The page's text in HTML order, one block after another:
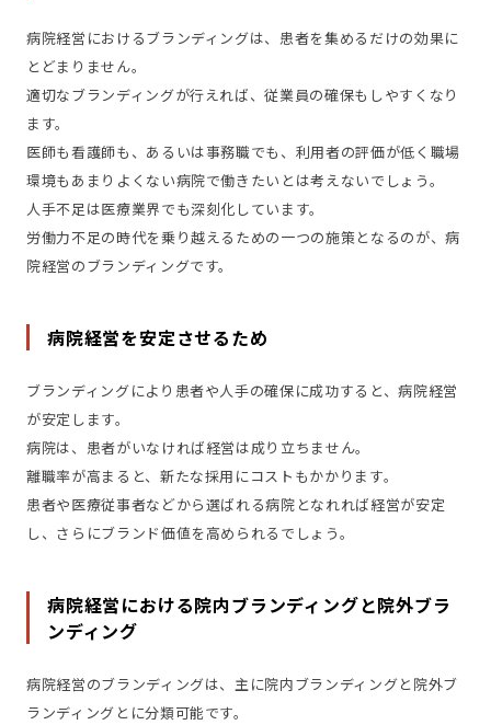
病院経営におけるブランディングは、患者を集めるだけの効果に
とどまりません。
適切なブランディングが行えれば、従業員の確保もしやすくなり
ます。
医師も看護師も、あるいは事務職でも、利用者の評価が低く職場
環境もあまりよくない病院で働きたいとは考えないでしょう。
人手不足は医療業界でも深刻化しています。
労働力不足の時代を乗り越えるための一つの施策となるのが、病
院経営のブランディングです。
病院経営を安定させるため
ブランディングにより患者や人手の確保に成功すると、病院経営
が安定します。
病院は、患者がいなければ経営は成り立ちません。
離職率が高まると、新たな採用にコストもかかります。
患者や医療従事者などから選ばれる病院となれれば経営が安定
し、さらにブランド価値を高められるでしょう。
病院経営における院内ブランディングと院外ブラ
ンディング
病院経営のブランディングは、主に院内ブランディングと院外ブ
ランディングとに分類可能です。